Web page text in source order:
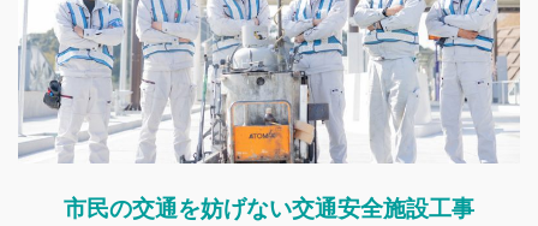
市民の交通を妨げない交通安全施設工事